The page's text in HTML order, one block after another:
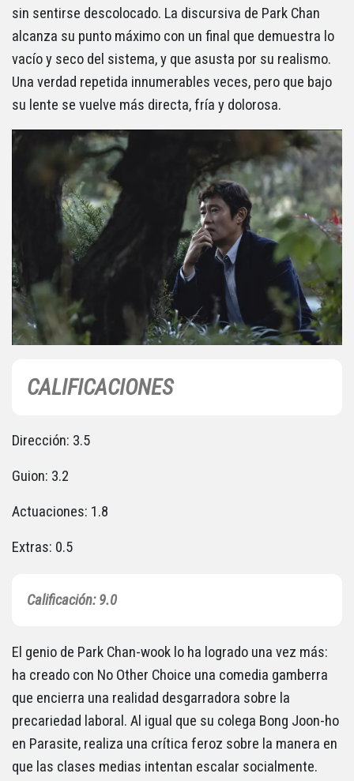
sin sentirse descolocado. La discursiva de Park Chan
alcanza su punto máximo con un final que demuestra lo
vacío y seco del sistema, y que asusta por su realismo.
Una verdad repetida innumerables veces, pero que bajo
su lente se vuelve más directa, fría y dolorosa.
CALIFICACIONES
Dirección: 3.5
Guion: 3.2
Actuaciones: 1.8
Extras: 0.5
Calificación: 9.0
El genio de Park Chan-wook lo ha logrado una vez más:
ha creado con No Other Choice una comedia gamberra
que encierra una realidad desgarradora sobre la
precariedad laboral. Al igual que su colega Bong Joon-ho
en Parasite, realiza una crítica feroz sobre la manera en
que las clases medias intentan escalar socialmente.